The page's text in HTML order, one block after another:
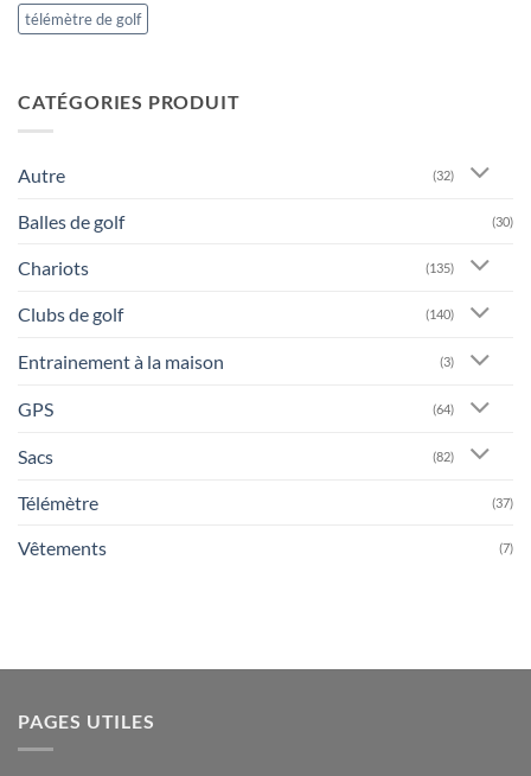
télémètre de golf
CATÉGORIES PRODUIT
Autre (32)
Balles de golf (30)
Chariots (135)
Clubs de golf (140)
Entrainement à la maison (3)
GPS (64)
Sacs (82)
Télémètre (37)
Vêtements (7)
PAGES UTILES